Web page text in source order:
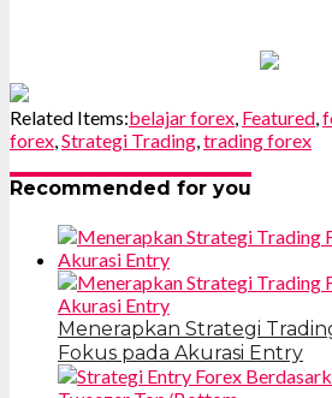
Related Items:belajar forex, Featured,
forex,Strategi Trading,trading forex
Recommended for you
Menerapkan Strategi
Fokus pada Akurasi Entry